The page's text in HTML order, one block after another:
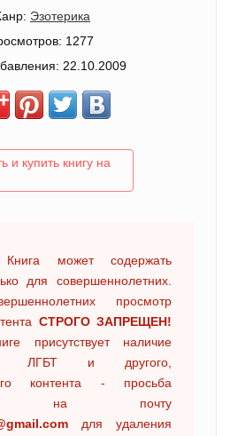
Эзотерика
1277
22.10.2009
и купить книгу на
Книга может содержать
для совершеннолетних.
просмотр
СТРОГО ЗАПРЕЩЕН!
присутствует наличие
ЛГБТ и другого,
контента - просьба
на почту
для удаления